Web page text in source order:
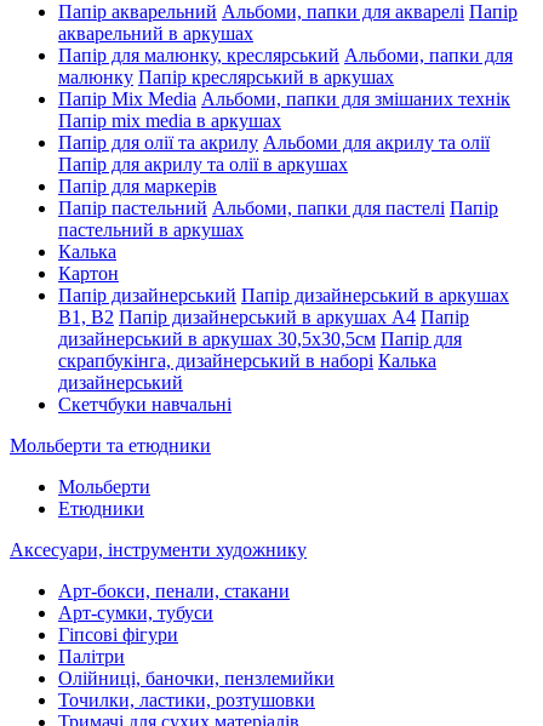
Папір акварельний Альбоми, папки для акварелі Папір
акварельний в аркушах
Папір для малюнку, креслярський Альбоми, папки для
малюнку Папір креслярський в аркушах
Папір Mix Media Альбоми, папки для змішаних технік
Папір mix media в аркушах
Папір для олії та акрилу Альбоми для акрилу та олії
Папір для акрилу та олії в аркушах
Папір для маркерів
Папір пастельний Альбоми, папки для пастелі Папір
пастельний в аркушах
Калька
Картон
Папір дизайнерський Папір дизайнерський в аркушах
В1, В2 Папір дизайнерський в аркушах А4 Папір
дизайнерський в аркушах 30,5х30,5см Папір для
скрапбукінга, дизайнерський в наборі Калька
дизайнерський
Скетчбуки навчальні
Мольберти та етюдники
Мольберти
Етюдники
Аксесуари, інструменти художнику
Арт-бокси, пенали, стакани
Арт-сумки, тубуси
Гіпсові фігури
Палітри
Олійниці, баночки, пензлемийки
Точилки, ластики, розтушовки
Тримачі для сухих матеріалів